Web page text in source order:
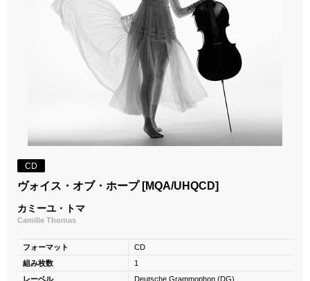
CD
ヴォイス・オブ・ホープ [MQA/UHQCD]
カミーユ・トマ
Camille Thomas
フォーマット
CD
組み枚数
1
レーベル
Deutsche Grammophon (DG)